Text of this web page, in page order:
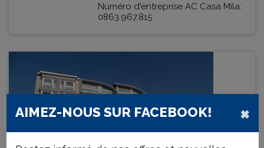
Numéro d'entreprise AC Casa Mila:
0863.967.815
×
AIMEZ-NOUS SUR FACEBOOK!